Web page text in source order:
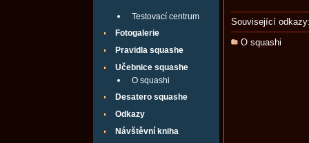
Testovací centrum
Fotogalerie
Pravidla squashe
Učebnice squashe
O squashi
Desatero squashe
Odkazy
Návštěvní kniha
Související
O squashi